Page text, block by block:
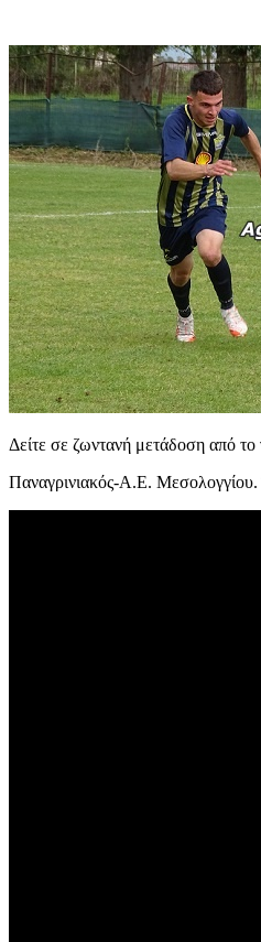
Δείτε σε ζωντανή μετάδοση από
Παναγρινιακός-Α.Ε. Μεσολογγίου.